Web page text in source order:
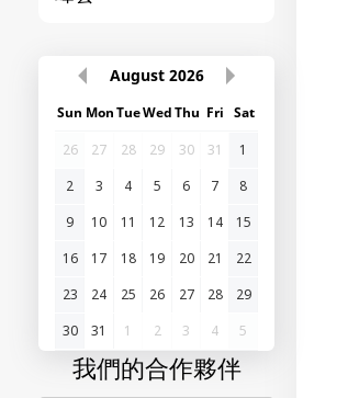
August 2026
Sun MonTueWedThu Fri Sat
26
27 28 29 30 31
1
2
3 4 5 6 7
8
9
10 11 12 13 14
15
16
17 18 19 20 21
22
23
24 25 26 27 28
29
30
31 1 2 3 4 5
我們的合作夥伴